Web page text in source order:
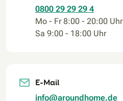
0800 29 29 29 4
Mo - Fr 8:00 - 20:00 Uhr
Sa 9:00 - 18:00 Uhr
E-Mail
info@aroundhome.de